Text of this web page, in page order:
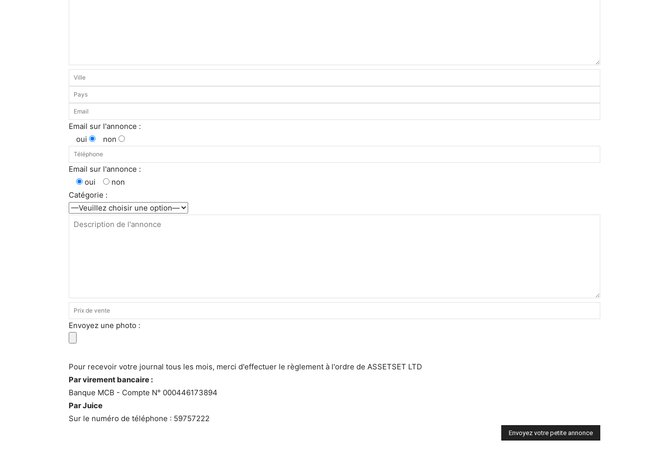
Email sur l'annonce :
oui
non
Email sur l'annonce :
oui
non
Catégorie :
Envoyez une photo :
Pour recevoir votre journal tous les mois, merci d'effectuer le règlement à l'ordre de ASSETSET LTD
Par virement bancaire :
Banque MCB - Compte N° 000446173894
Par Juice
Sur le numéro de téléphone : 59757222